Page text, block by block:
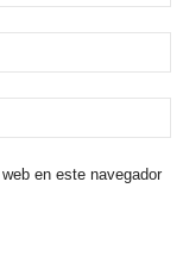
en este navegador